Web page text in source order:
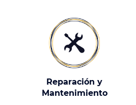
Reparación y
Mantenimiento